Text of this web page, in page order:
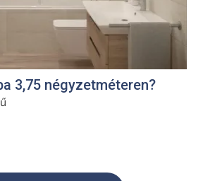
3,75 négyzetméteren?